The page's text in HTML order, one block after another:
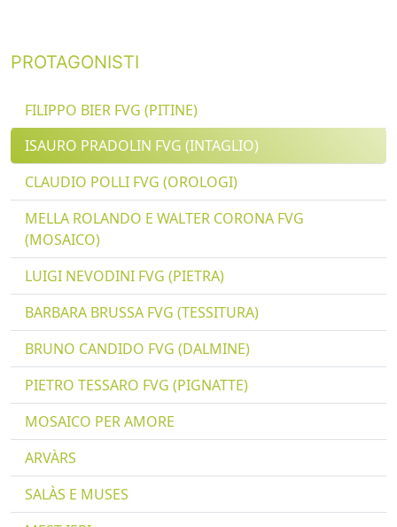
PROTAGONISTI
FILIPPO BIER FVG (PITINE)
ISAURO PRADOLIN FVG (INTAGLIO)
CLAUDIO POLLI FVG (OROLOGI)
MELLA ROLANDO E WALTER CORONA FVG
(MOSAICO)
LUIGI NEVODINI FVG (PIETRA)
BARBARA BRUSSA FVG (TESSITURA)
BRUNO CANDIDO FVG (DALMINE)
PIETRO TESSARO FVG (PIGNATTE)
MOSAICO PER AMORE
ARVÀRS
SALÀS E MUSES